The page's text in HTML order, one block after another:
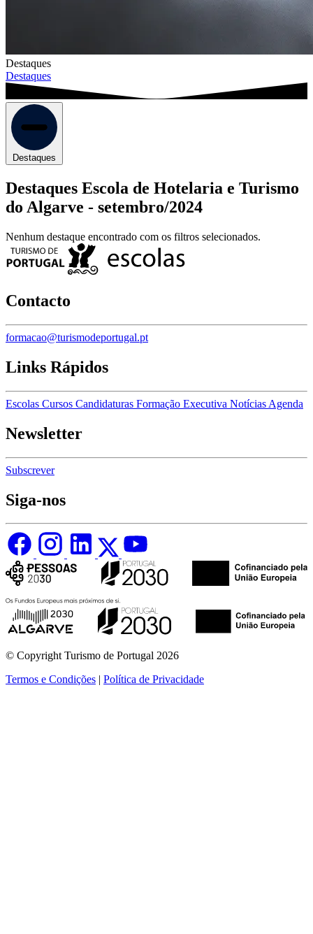
Destaques
Destaques
Destaques
Destaques Escola de Hotelaria e Turismo
do Algarve - setembro/2024
Nenhum destaque encontrado com os filtros selecionados.
Contacto
formacao@turismodeportugal.pt
Links Rápidos
Escolas Cursos Candidaturas Formação Executiva Notícias Agenda
Newsletter
Subscrever
Siga-nos
© Copyright Turismo de Portugal 2026
Termos e Condições | Política de Privacidade